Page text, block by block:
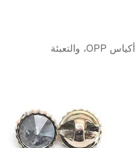
عادة ما يتم تعبئتها في أكياس OPP، والتعبئة